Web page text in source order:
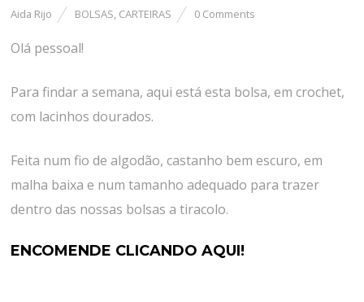
Aida Rijo BOLSAS CARTEIRAS 0 Comments
Olá pessoal!
Para findar a semana, aqui está esta bolsa, em crochet,
com lacinhos dourados.
Feita num fio de algodão, castanho bem escuro, em
malha baixa e num tamanho adequado para trazer
dentro das nossas bolsas a tiracolo.
ENCOMENDE CLICANDO AQUI!